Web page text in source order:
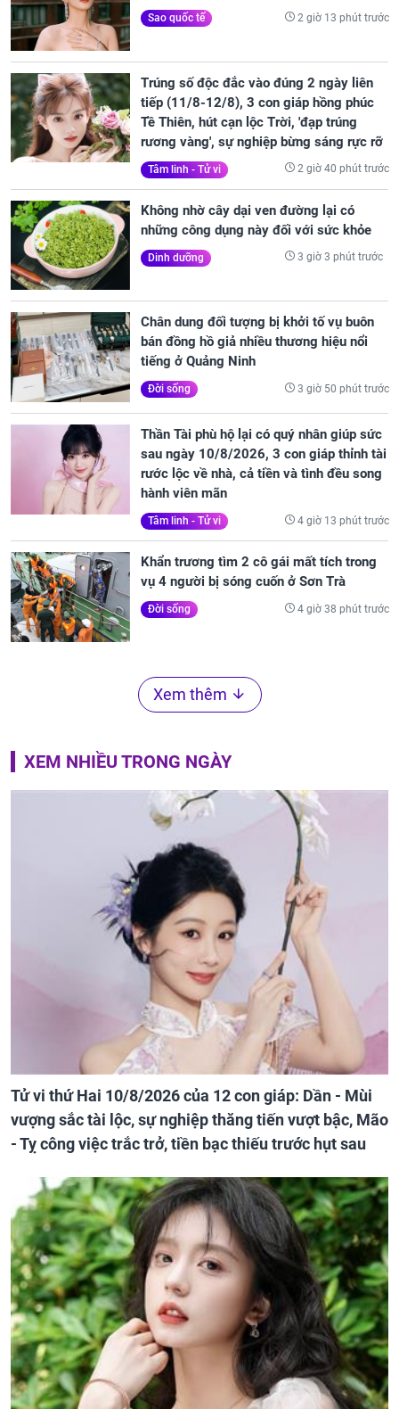
Sao quốc tế 2 giờ 13 phút trước
Trúng số độc đắc vào đúng 2 ngày liên
tiếp (11/8-12/8), 3 con giáp hồng phúc
Tề Thiên, hút cạn lộc Trời, 'đạp trúng
rương vàng', sự nghiệp bừng sáng rực rỡ
Tâm linh - Tử vi 2 giờ 40 phút trước
Không nhờ cây dại ven đường lại có
những công dụng này đối với sức khỏe
Dinh dưỡng 3 giờ 3 phút trước
Chân dung đối tượng bị khởi tố vụ buôn
bán đồng hồ giả nhiều thương hiệu nổi
tiếng ở Quảng Ninh
Đời sống 3 giờ 50 phút trước
Thần Tài phù hộ lại có quý nhân giúp sức
sau ngày 10/8/2026, 3 con giáp thỉnh tài
rước lộc về nhà, cả tiền và tình đều song
hành viên mãn
Tâm linh - Tử vi 4 giờ 13 phút trước
Khẩn trương tìm 2 cô gái mất tích trong
vụ 4 người bị sóng cuốn ở Sơn Trà
Đời sống 4 giờ 38 phút trước
Xem thêm
XEM NHIỀU TRONG NGÀY
Tử vi thứ Hai 10/8/2026 của 12 con giáp: Dần - Mùi
vượng sắc tài lộc, sự nghiệp thăng tiến vượt bậc, Mão
- Tỵ công việc trắc trở, tiền bạc thiếu trước hụt sau